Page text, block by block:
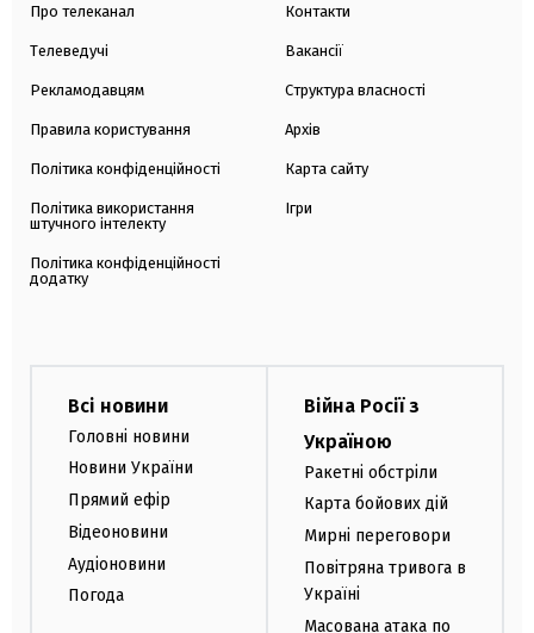
Про телеканал
Телеведучі
Рекламодавцям
Правила користування
Політика конфіденційності
Політика використання
штучного інтелекту
Політика конфіденційності
додатку
Контакти
Вакансії
Структура власності
Архів
Карта сайту
Ігри
Всі новини
Головні новини
Новини України
Прямий ефір
Відеоновини
Аудіоновини
Погода
Війна Росії з
Україною
Ракетні обстріли
Карта бойових дій
Мирні переговори
Повітряна тривога в
Україні
Масована атака по